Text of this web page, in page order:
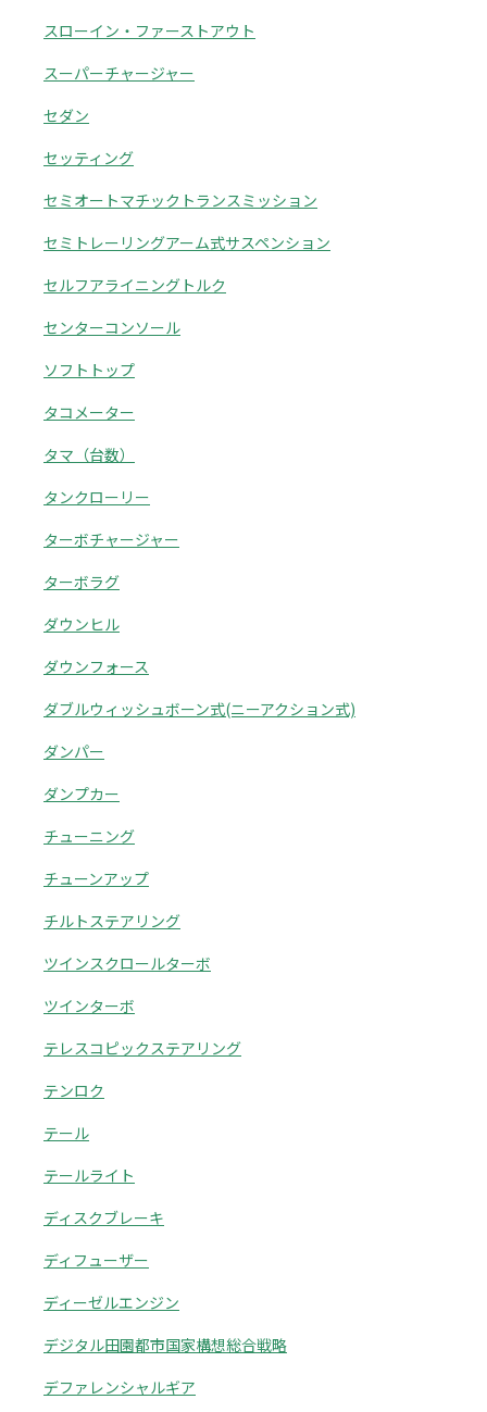
スローイン・ファーストアウト
スーパーチャージャー
セダン
セッティング
セミオートマチックトランスミッション
セミトレーリングアーム式サスペンション
セルフアライニングトルク
センターコンソール
ソフトトップ
タコメーター
タマ（台数）
タンクローリー
ターボチャージャー
ターボラグ
ダウンヒル
ダウンフォース
ダブルウィッシュボーン式(ニーアクション式)
ダンパー
ダンプカー
チューニング
チューンアップ
チルトステアリング
ツインスクロールターボ
ツインターボ
テレスコピックステアリング
テンロク
テール
テールライト
ディスクブレーキ
ディフューザー
ディーゼルエンジン
デジタル田園都市国家構想総合戦略
デファレンシャルギア